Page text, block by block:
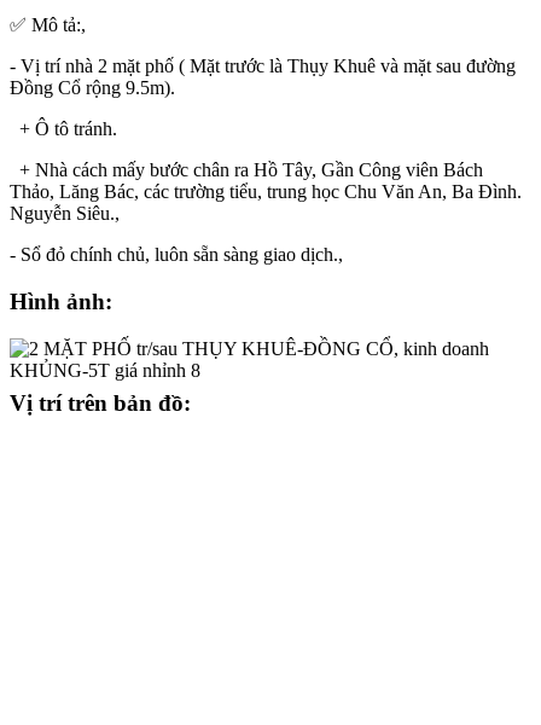
✅ Mô tả:,
- Vị trí nhà 2 mặt phố ( Mặt trước là Thụy Khuê và mặt sau đường
Đồng Cổ rộng 9.5m).
+ Ô tô tránh.
+ Nhà cách mấy bước chân ra Hồ Tây, Gần Công viên Bách
Thảo, Lăng Bác, các trường tiểu, trung học Chu Văn An, Ba Đình.
Nguyễn Siêu.,
- Sổ đỏ chính chủ, luôn sẵn sàng giao dịch.,
Hình ảnh:
Vị trí trên bản đồ: